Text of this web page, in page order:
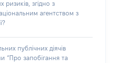
згідно з
агентством з
публічних діячів
“Про запобігання та